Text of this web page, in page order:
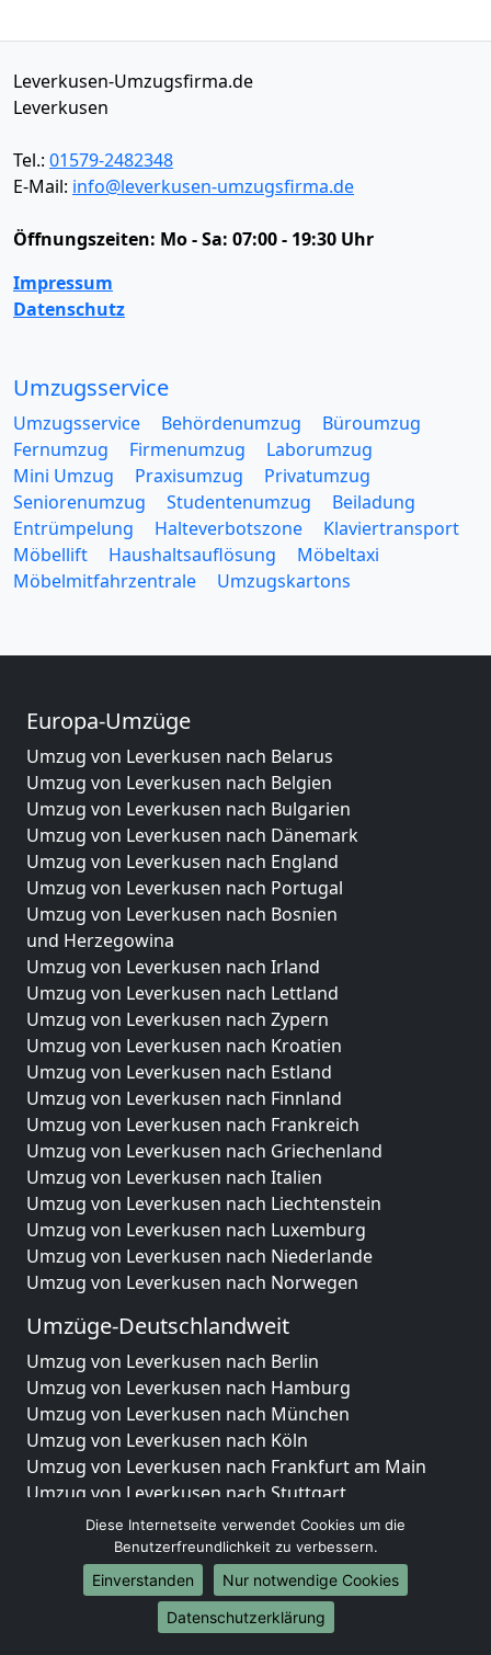
Leverkusen-Umzugsfirma.de
Leverkusen
Tel.: 01579-2482348
E-Mail: info@leverkusen-umzugsfirma.de
Öffnungszeiten: Mo - Sa: 07:00 - 19:30 Uhr
Impressum
Datenschutz
Umzugsservice
Umzugsservice Behördenumzug
Büroumzug
Fernumzug
Firmenumzug
Laborumzug
Mini Umzug
Praxisumzug
Privatumzug
Seniorenumzug
Studentenumzug
Beiladung
Entrümpelung
Halteverbotszone
Klaviertransport
Möbellift
Haushaltsauflösung
Möbeltaxi
Möbelmitfahrzentrale
Umzugskartons
Europa-Umzüge
Umzug von Leverkusen nach Belarus
Umzug von Leverkusen nach Belgien
Umzug von Leverkusen nach Bulgarien
Umzug von Leverkusen nach Dänemark
Umzug von Leverkusen nach England
Umzug von Leverkusen nach Portugal
Umzug von Leverkusen nach Bosnien
und Herzegowina
Umzug von Leverkusen nach Irland
Umzug von Leverkusen nach Lettland
Umzug von Leverkusen nach Zypern
Umzug von Leverkusen nach Kroatien
Umzug von Leverkusen nach Estland
Umzug von Leverkusen nach Finnland
Umzug von Leverkusen nach Frankreich
Umzug von Leverkusen nach Griechenland
Umzug von Leverkusen nach Italien
Umzug von Leverkusen nach Liechtenstein
Umzug von Leverkusen nach Luxemburg
Umzug von Leverkusen nach Niederlande
Umzug von Leverkusen nach Norwegen
Umzüge-Deutschlandweit
Umzug von Leverkusen nach Berlin
Umzug von Leverkusen nach Hamburg
Umzug von Leverkusen nach München
Umzug von Leverkusen nach Köln
Umzug von Leverkusen nach Frankfurt am Main
Umzug von Leverkusen nach Stuttgart
Umzug von Leverkusen nach Düsseldorf
Umzug von Leverkusen nach Leipzig
Umzug von Leverkusen nach Dortmund
Umzug von Leverkusen nach Essen
Umzug von Leverkusen nach Bremen
Diese Internetseite verwendet Cookies um die
Benutzerfreundlichkeit zu verbessern.
Einverstanden
Nur notwendige Cookies
Datenschutzerklärung